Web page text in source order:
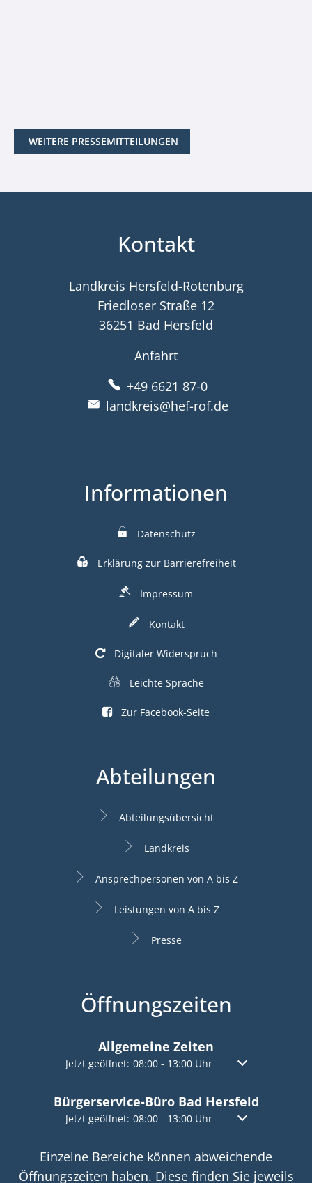
WEITERE PRESSEMITTEILUNGEN
Kontakt
Landkreis Hersfeld-Rotenburg
Friedloser Straße 12
36251 Bad Hersfeld
Anfahrt
+49 6621 87-0
landkreis@hef-rof.de
Informationen
Datenschutz
Erklärung zur Barrierefreiheit
Impressum
Kontakt
Digitaler Widerspruch
Leichte Sprache
Zur Facebook-Seite
Abteilungen
Abteilungsübersicht
Landkreis
Ansprechpersonen von A bis Z
Leistungen von A bis Z
Presse
Öffnungszeiten
Allgemeine Zeiten
Klicken, um weitere Öffnungs- oder Schließzeiten
Jetzt geöffnet: 08:00- 13:00Uhr Von 08:00 bis
Bürgerservice-Büro Bad Hersfeld
Klicken, um weitere Öffnungs- oder Schließzeiten
Jetzt geöffnet: 08:00- 13:00Uhr Von 08:00 bis
Einzelne Bereiche können abweichende
Öffnungszeiten haben. Diese finden Sie jeweils